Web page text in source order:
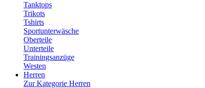
Tanktops
Trikots
Tshirts
Sportunterwäsche
Oberteile
Unterteile
Trainingsanzüge
Westen
Herren
Zur Kategorie Herren